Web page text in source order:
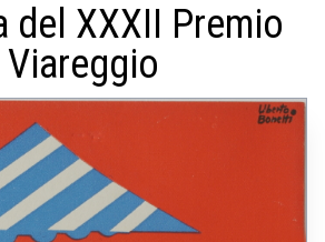
SCULTURA
STAMPA
ALTRO
MATRICI XILOGRAFICHE
FOTOGRAFIA
del XXXII Premio